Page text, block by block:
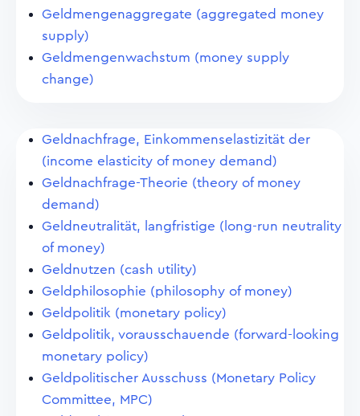
Geldmengenaggregate (aggregated money
supply)
Geldmengenwachstum (money supply
change)
Geldnachfrage, Einkommenselastizität der
(income elasticity of money demand)
Geldnachfrage-Theorie (theory of money
demand)
Geldneutralität, langfristige (long-run neutrality
of money)
Geldnutzen (cash utility)
Geldphilosophie (philosophy of money)
Geldpolitik (monetary policy)
Geldpolitik, vorausschauende (forward-looking
monetary policy)
Geldpolitischer Ausschuss (Monetary Policy
Committee, MPC)